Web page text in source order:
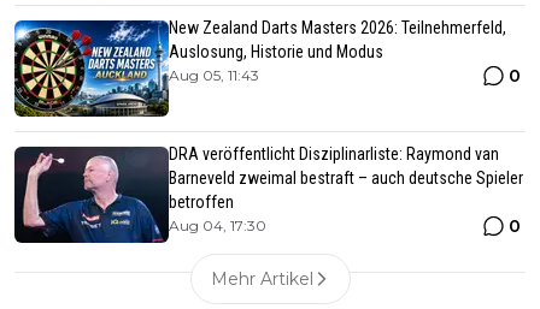
New Zealand Darts Masters 2026: Teilnehmerfeld,
Auslosung, Historie und Modus
Aug 05, 11:43 0
DRA veröffentlicht Disziplinarliste: Raymond van
Barneveld zweimal bestraft – auch deutsche Spieler
betroffen
Aug 04, 17:30 0
Mehr Artikel